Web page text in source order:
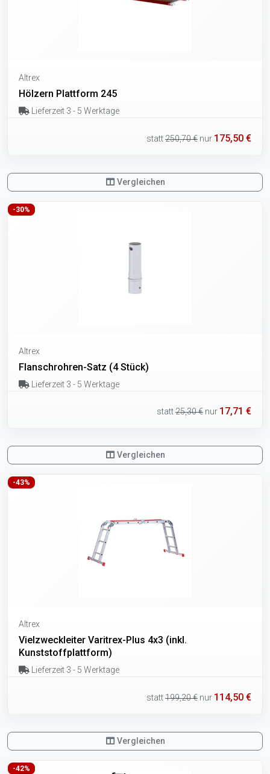
Altrex
Hölzern Plattform 245
Lieferzeit 3 - 5 Werktage
statt250,70 € nur 175,50 €
Vergleichen
-30%
Altrex
Flanschrohren-Satz (4 Stück)
Lieferzeit 3 - 5 Werktage
statt25,30 € nur 17,71 €
Vergleichen
-43%
Altrex
Vielzweckleiter Varitrex-Plus 4x3 (inkl.
Kunststoffplattform)
Lieferzeit 3 - 5 Werktage
statt199,20 € nur 114,50 €
Vergleichen
-42%